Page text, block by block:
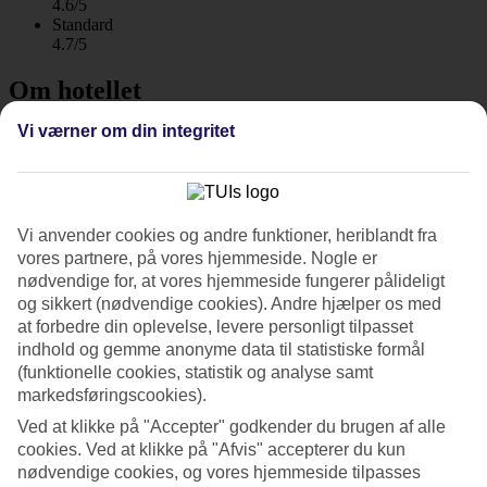
4.6/5
Standard
4.7/5
Om hotellet
4*
WiFi
Panan Krabi Resort ligger i hjertet af Ao Nang, lige ved siden af et
stort udvalg af restauranter og barer og blot fem minutters gang fra
Ao Nang-stranden. Her kan du slappe af i rolige omgivelser med
poolområder, tagterrasse og aktiviteter som yoga og
spabehandlinger.
Hotellet er moderne og stilfuldt indrettet, og de fleste værelser har
balkon med naturskøn udsigt over bjergene, poolen eller havet.
Tagpool, swim up-bar og børnepool
Tilbring dagen med afslappende poolliv og forfriskende dukkerter,
Vi værner om din integritet
Vi anvender cookies og andre funktioner, heriblandt fra
vores partnere, på vores hjemmeside. Nogle er
nødvendige for, at vores hjemmeside fungerer pålideligt
og sikkert (nødvendige cookies). Andre hjælper os med
at forbedre din oplevelse, levere personligt tilpasset
indhold og gemme anonyme data til statistiske formål
(funktionelle cookies, statistik og analyse samt
markedsføringscookies).
Ved at klikke på "Accepter" godkender du brugen af alle
cookies. Ved at klikke på "Afvis" accepterer du kun
nødvendige cookies, og vores hjemmeside tilpasses